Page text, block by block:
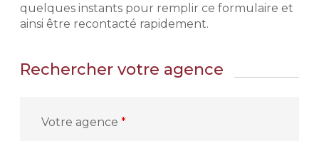
quelques instants pour remplir ce formulaire et
ainsi être recontacté rapidement.
Rechercher votre agence
Votre agence*